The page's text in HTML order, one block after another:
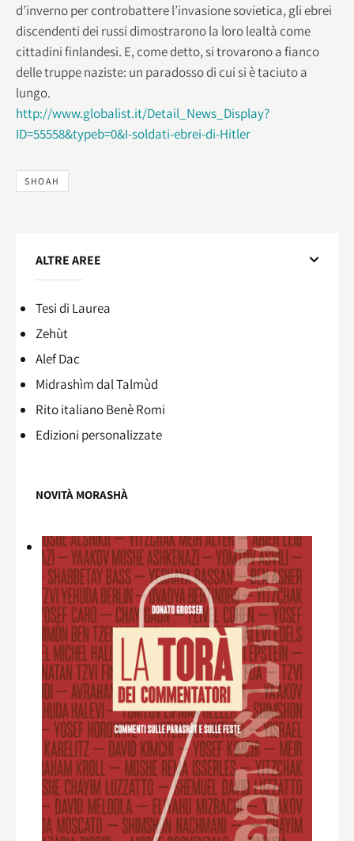
d’inverno per controbattere l’invasione sovietica, gli ebrei
discendenti dei russi dimostrarono la loro lealtà come
cittadini finlandesi. E, come detto, si trovarono a fianco
delle truppe naziste: un paradosso di cui si è taciuto a
lungo.
http://www.globalist.it/Detail_News_Display?
ID=55558&typeb=0&I-soldati-ebrei-di-Hitler
SHOAH
ALTRE AREE
Tesi di Laurea
Zehùt
Alef Dac
Midrashìm dal Talmùd
Rito italiano Benè Romi​
Edizioni personalizzate
NOVITÀ MORASHÀ